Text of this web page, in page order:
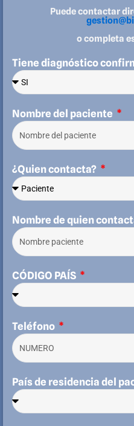
Puede contactar
o completa
Tiene diagnóstico
Nombre del paciente
¿Quien contacta?
Nombre de quien
CÓDIGO PAÍS
Teléfono
País de residencia del